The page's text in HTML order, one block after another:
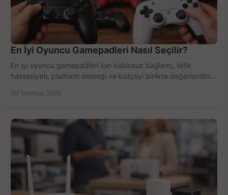
En İyi Oyuncu Gamepadleri Nasıl Seçilir?
En iyi oyuncu gamepadleri için kablosuz bağlantı, tetik
hassasiyeti, platform desteği ve bütçeyi birlikte değerlendirin;
30 Temmuz 2026